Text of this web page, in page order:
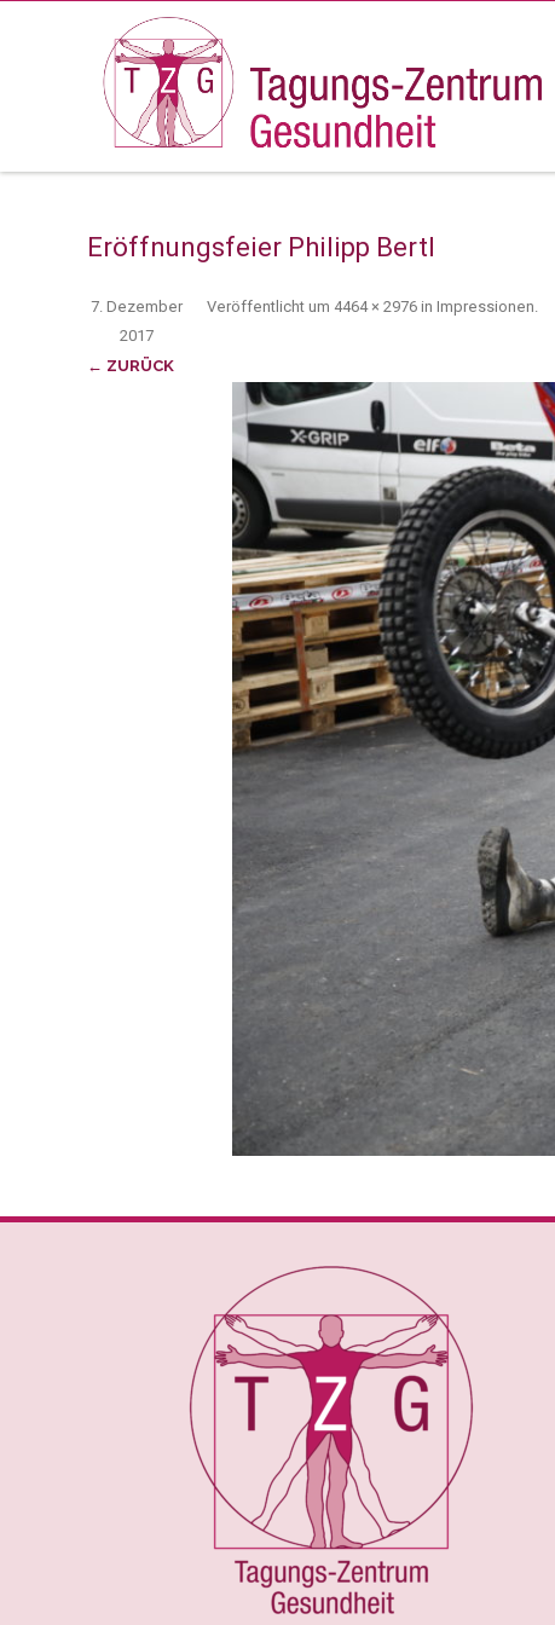
Eröffnungsfeier Philipp Bertl
Veröffentlicht
7. Dezember
2017
um 4464 × 2976 in Impressionen
← ZURÜCK